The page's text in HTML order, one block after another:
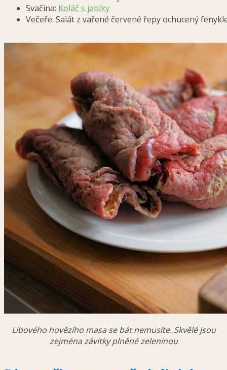
Svačina: Koláč s jablky
Večeře: Salát z vařené červené řepy ochucený
Libového hovězího masa se bát nemusíte. Skvělé jsou
zejména závitky plněné zeleninou